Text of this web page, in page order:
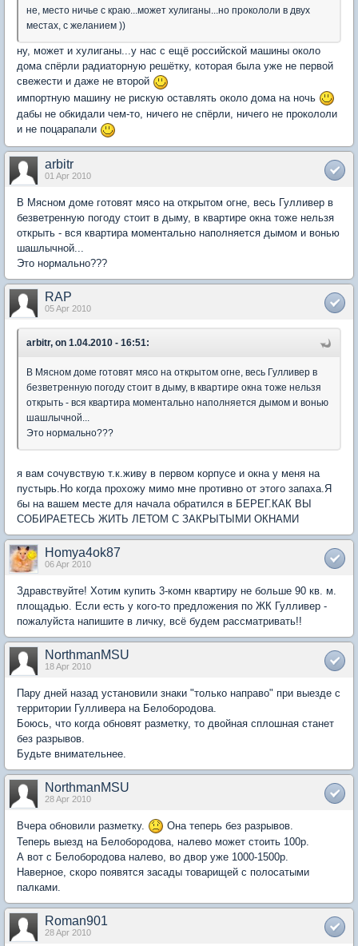
не, место ничье с краю...может хулиганы...но прокололи в двух
местах, с желанием ))
ну, может и хулиганы...у нас с ещё российской машины около
дома спёрли радиаторную решётку, которая была уже не первой
свежести и даже не второй
импортную машину не рискую оставлять около дома на ночь
дабы не обкидали чем-то, ничего не спёрли, ничего не прокололи
и не поцарапали
arbitr
01 Apr 2010
В Мясном доме готовят мясо на открытом огне, весь Гулливер в
безветренную погоду стоит в дыму, в квартире окна тоже нельзя
открыть - вся квартира моментально наполняется дымом и вонью
шашлычной...
Это нормально???
RAP
05 Apr 2010
arbitr, on 1.04.2010 - 16:51:
В Мясном доме готовят мясо на открытом огне, весь Гулливер в
безветренную погоду стоит в дыму, в квартире окна тоже нельзя
открыть - вся квартира моментально наполняется дымом и вонью
шашлычной...
Это нормально???
я вам сочувствую т.к.живу в первом корпусе и окна у меня на
пустырь.Но когда прохожу мимо мне противно от этого запаха.Я
бы на вашем месте для начала обратился в БЕРЕГ.КАК ВЫ
СОБИРАЕТЕСЬ ЖИТЬ ЛЕТОМ С ЗАКРЫТЫМИ ОКНАМИ
Homya4ok87
06 Apr 2010
Здравствуйте! Хотим купить 3-комн квартиру не больше 90 кв. м.
площадью. Если есть у кого-то предложения по ЖК Гулливер -
пожалуйста напишите в личку, всё будем рассматривать!!
NorthmanMSU
18 Apr 2010
Пару дней назад установили знаки "только направо" при выезде с
территории Гулливера на Белобородова.
Боюсь, что когда обновят разметку, то двойная сплошная станет
без разрывов.
Будьте внимательнее.
NorthmanMSU
28 Apr 2010
Вчера обновили разметку.
Она теперь без разрывов.
Теперь выезд на Белобородова, налево может стоить 100р.
А вот с Белобородова налево, во двор уже 1000-1500р.
Наверное, скоро появятся засады товарищей с полосатыми
палками.
Roman901
28 Apr 2010